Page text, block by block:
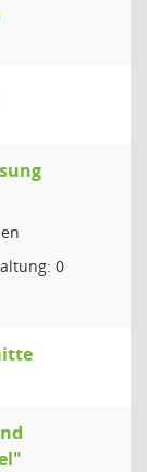
0